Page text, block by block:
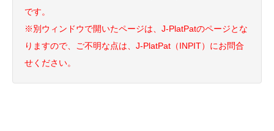
です。
※別ウィンドウで開いたページは、J-PlatPatのページとな
りますので、ご不明な点は、J-PlatPat（INPIT）にお問合
せください。